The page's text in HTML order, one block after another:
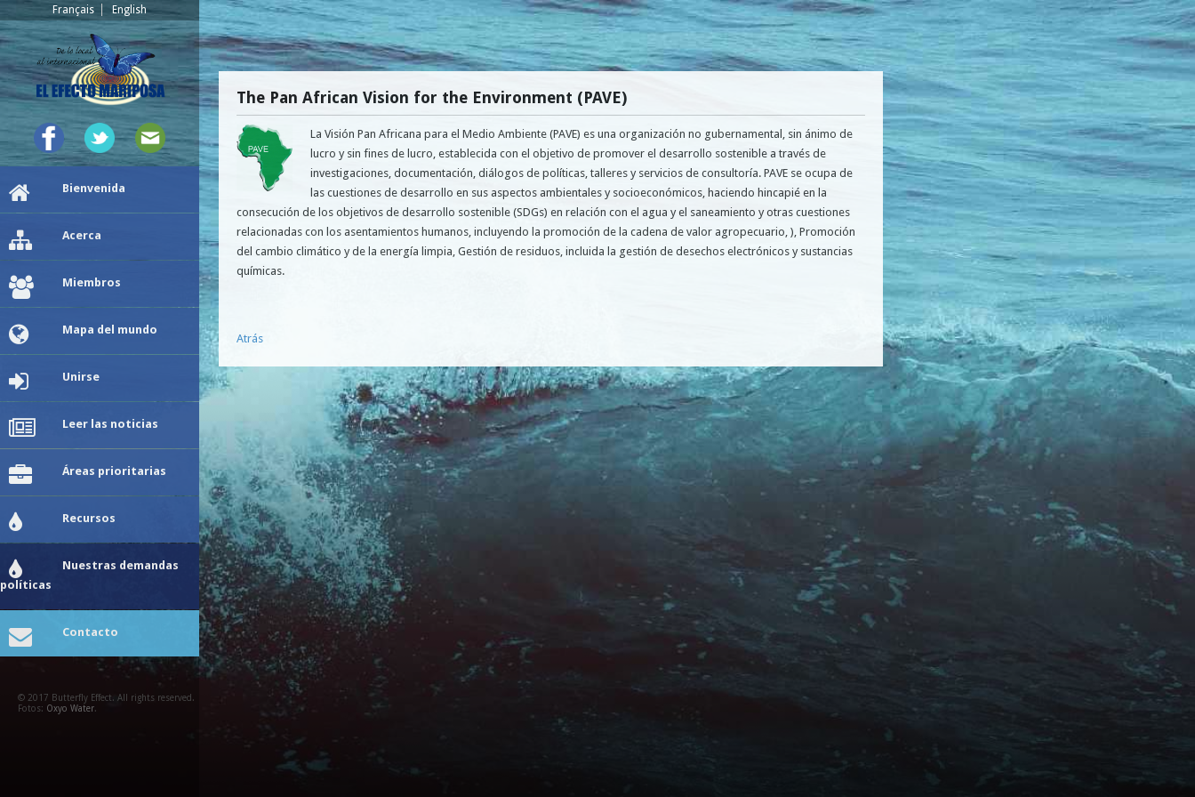
Français English
Bienvenida
Acerca
Miembros
Mapa del mundo
Unirse
Leer las noticias
Áreas prioritarias
Recursos
Nuestras demandas
políticas
Contacto
© 2017 Butterfly Effect. All rights reserved.
Fotos: Oxyo Water.
The Pan African Vision for the Environment (PAVE)
La Visión Pan Africana para el Medio Ambiente (PAVE) es una organización no gubernamental, sin ánimo de
lucro y sin fines de lucro, establecida con el objetivo de promover el desarrollo sostenible a través de
investigaciones, documentación, diálogos de políticas, talleres y servicios de consultoría. PAVE se ocupa de
las cuestiones de desarrollo en sus aspectos ambientales y socioeconómicos, haciendo hincapié en la
consecución de los objetivos de desarrollo sostenible (SDGs) en relación con el agua y el saneamiento y otras cuestiones
relacionadas con los asentamientos humanos, incluyendo la promoción de la cadena de valor agropecuario, ), Promoción
del cambio climático y de la energía limpia, Gestión de residuos, incluida la gestión de desechos electrónicos y sustancias
químicas.
Atrás